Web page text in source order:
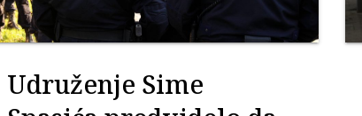
Udruženje Sime